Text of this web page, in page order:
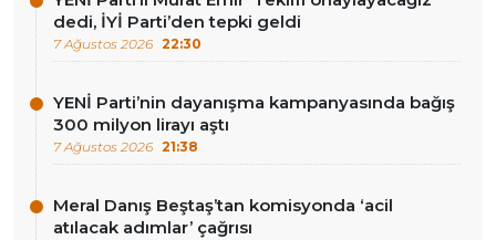
dedi, İYİ Parti’den tepki geldi
7 Ağustos 2026 22:30
YENİ Parti’nin dayanışma kampanyasında bağış
300 milyon lirayı aştı
7 Ağustos 2026 21:38
Meral Danış Beştaş’tan komisyonda ‘acil
atılacak adımlar’ çağrısı